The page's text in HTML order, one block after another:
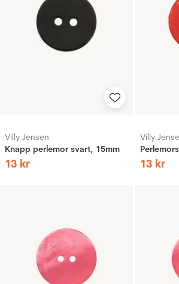
Villy Jensen
Knapp perlemor svart, 15mm
13 kr
Villy
13 kr